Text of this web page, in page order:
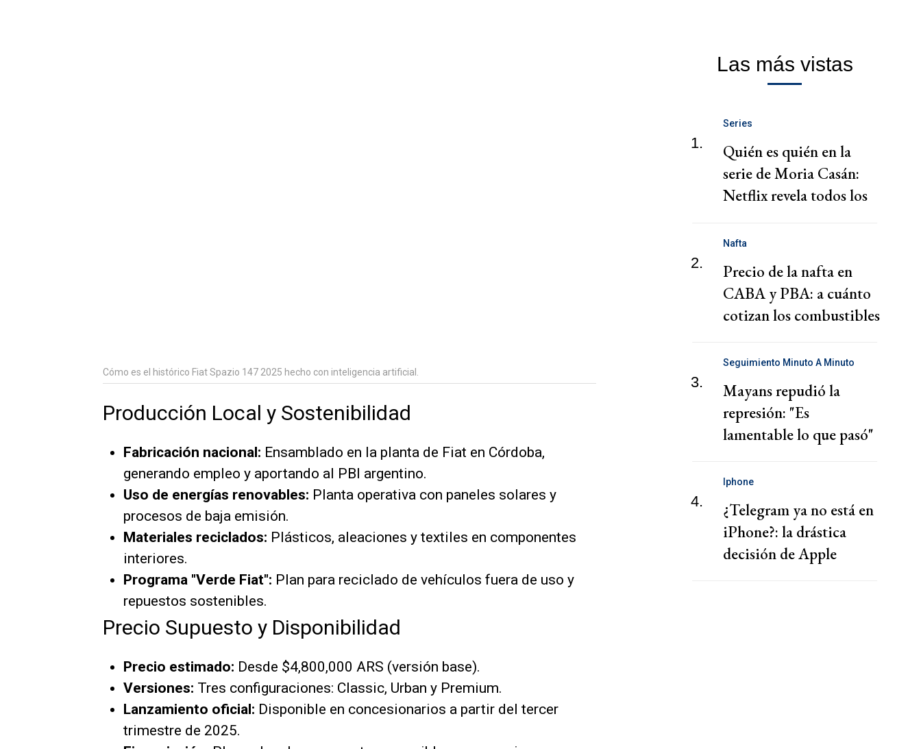
Cómo es el histórico Fiat Spazio 147 2025 hecho con inteligencia artificial.
Producción Local y Sostenibilidad
Fabricación nacional: Ensamblado en la planta de Fiat en Córdoba,
generando empleo y aportando al PBI argentino.
Uso de energías renovables: Planta operativa con paneles solares y
procesos de baja emisión.
Materiales reciclados: Plásticos, aleaciones y textiles en componentes
interiores.
Programa "Verde Fiat": Plan para reciclado de vehículos fuera de uso y
repuestos sostenibles.
Precio Supuesto y Disponibilidad
Precio estimado: Desde $4,800,000 ARS (versión base).
Versiones: Tres configuraciones: Classic, Urban y Premium.
Lanzamiento oficial: Disponible en concesionarios a partir del tercer
trimestre de 2025.
Las más vistas
1.
Series
Quién es quién en la
serie de Moria Casán:
Netflix revela todos los
2.
Nafta
Precio de la nafta en
CABA y PBA: a cuánto
cotizan los combustibles
3.
Seguimiento Minuto A Minuto
Mayans repudió la
represión: "Es
lamentable lo que pasó"
4.
Iphone
¿Telegram ya no está en
iPhone?: la drástica
decisión de Apple